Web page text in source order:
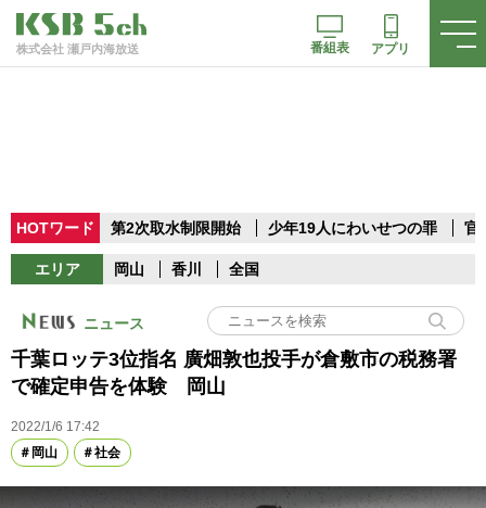
株式会社 瀬戸内海放送 番組表 アプリ
HOTワード 第2次取水制限開始 少年19人にわいせつの罪 官
エリア 岡山 香川 全国
ニュース
千葉ロッテ3位指名 廣畑敦也投手が倉敷市の税務署
で確定申告を体験 岡山
2022/1/6 17:42
岡山
社会